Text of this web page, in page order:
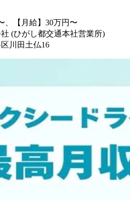
、【月給】30万円〜
(ひがし都交通本社営業所)
川田土仏16